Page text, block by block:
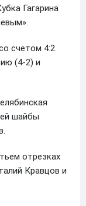
Гагарина
счетом 4:2.
(4-2) и
шайбы
отрезках
Кравцов и